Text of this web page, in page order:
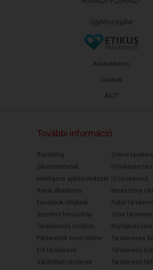
Ügyfélszolgálat
ÁSZF
Adatvédelem
Cookiek
További információ
Randiblog
Sikertörténetek
Intelligens ajánlórendszer
Randi Akadémia
Facebook oldalunk
Szerelmi horoszkóp
Társkeresés mobilon
Párkeresők most online
Elit társkereső
Válófélben lévőknek
Online
Fényképes
Új társkereső
Keresztény
Fiatal
30as
Középkorú
Társkeresés
Társkereső nők
Társkereső